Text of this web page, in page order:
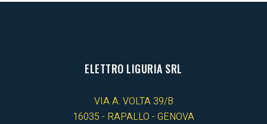
ELETTRO LIGURIA SRL
VIA A. VOLTA 39/B
16035 - RAPALLO - GENOVA